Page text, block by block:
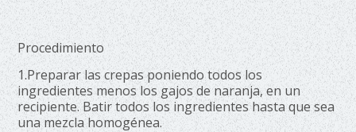
Procedimiento
1.Preparar las crepas poniendo todos los
ingredientes menos los gajos de naranja, en un
recipiente. Batir todos los ingredientes hasta que sea
una mezcla homogénea.